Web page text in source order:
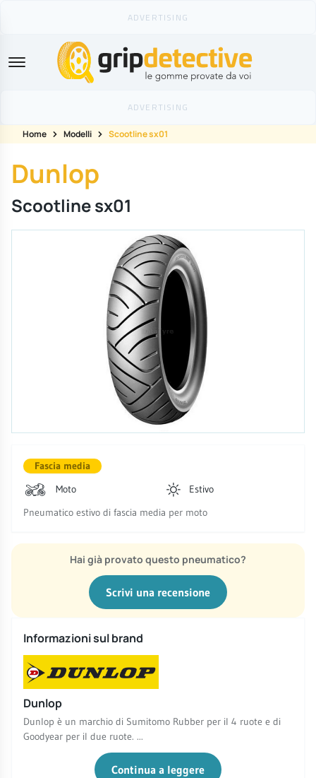
GripDetective
Home Modelli Scootline sx01
Dunlop
Scootline sx01
Fascia media
Moto
Estivo
Pneumatico estivo di fascia media per moto
Hai già provato questo pneumatico?
Scrivi una recensione
Informazioni sul brand
Dunlop
Dunlop è un marchio di Sumitomo Rubber per il 4 ruote e di
Goodyear per il due ruote. ...
Continua a leggere